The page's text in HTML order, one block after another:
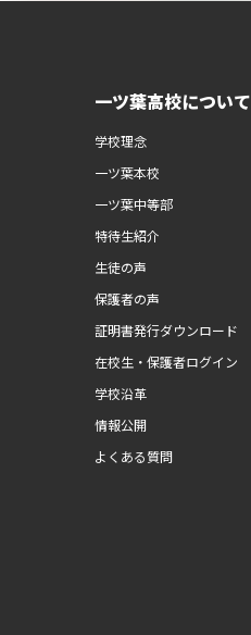
一ツ葉高校について
学校理念
一ツ葉本校
一ツ葉中等部
特待生紹介
生徒の声
保護者の声
証明書発行ダウンロード
在校生・保護者ログイン
学校沿革
情報公開
よくある質問